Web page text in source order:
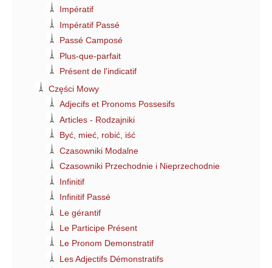
Impératif
Impératif Passé
Passé Camposé
Plus-que-parfait
Présent de l'indicatif
Części Mowy
Adjecifs et Pronoms Possesifs
Articles - Rodzajniki
Być, mieć, robić, iść
Czasowniki Modalne
Czasowniki Przechodnie i Nieprzechodnie
Infinitif
Infinitif Passé
Le gérantif
Le Participe Présent
Le Pronom Demonstratif
Les Adjectifs Démonstratifs